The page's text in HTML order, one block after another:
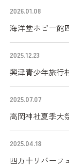
2026.01.08
海洋堂ホビー
2025.12.23
興津青少年旅
2025.07.07
高岡神社夏季大
2025.04.18
四万十リバーフ